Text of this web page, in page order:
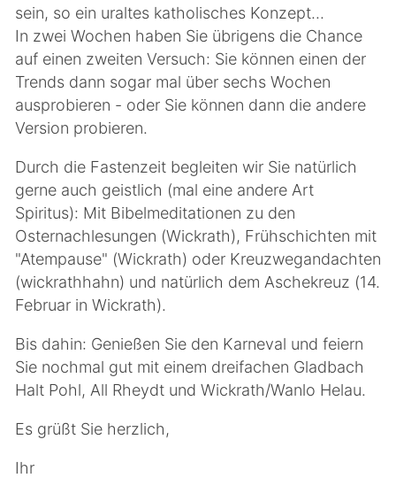
sein, so ein uraltes katholisches Konzept...
In zwei Wochen haben Sie übrigens die Chance
auf einen zweiten Versuch: Sie können einen der
Trends dann sogar mal über sechs Wochen
ausprobieren - oder Sie können dann die andere
Version probieren.
Durch die Fastenzeit begleiten wir Sie natürlich
gerne auch geistlich (mal eine andere Art
Spiritus): Mit Bibelmeditationen zu den
Osternachlesungen (Wickrath), Frühschichten mit
"Atempause" (Wickrath) oder Kreuzwegandachten
(wickrathhahn) und natürlich dem Aschekreuz (14.
Februar in Wickrath).
Bis dahin: Genießen Sie den Karneval und feiern
Sie nochmal gut mit einem dreifachen Gladbach
Halt Pohl, All Rheydt und Wickrath/Wanlo Helau.
Es grüßt Sie herzlich,
Ihr